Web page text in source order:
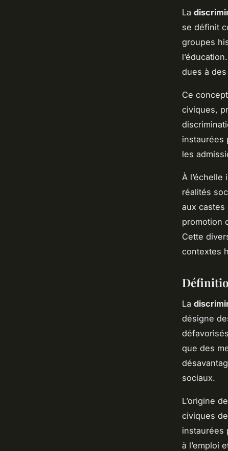
La
se définit
groupes
dues à
Ce
civiques,
instaurées
les
À l’échelle
réalités
aux castes
promotion
Cette
contextes
La
désigne
que des
sociaux.
L’origine
civiques
instaurées
à l’emploi